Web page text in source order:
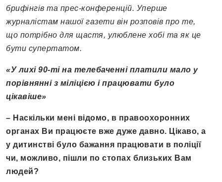
брифінгів та прес-конференцій. Уперше
журналістам нашої газети він розповів про те,
що потрібно для щастя, улюблене хобі та як це
бути супертатом.
«У лихі 90-ті на телебаченні платили мало у
порівнянні з міліцією і працювати було
цікавіше»
– Наскільки мені відомо, в правоохоронних
органах Ви працюєте вже дуже давно. Цікаво, а
у дитинстві було бажання працювати в поліції
чи, можливо, пішли по стопах близьких Вам
людей?